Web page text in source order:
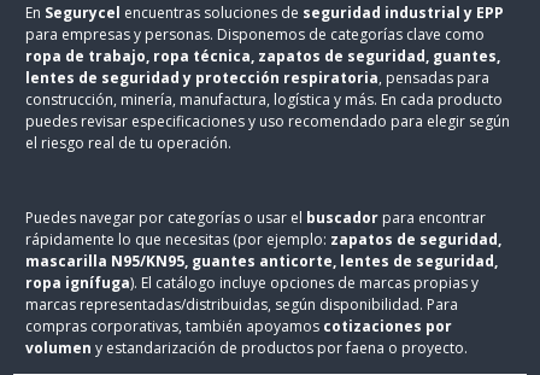
En Segurycel encuentras soluciones de seguridad industrial y EPP
para empresas y personas. Disponemos de categorías clave como
ropa de trabajo, ropa técnica, zapatos de seguridad, guantes,
lentes de seguridad y protección respiratoria, pensadas para
construcción, minería, manufactura, logística y más. En cada producto
puedes revisar especificaciones y uso recomendado para elegir según
el riesgo real de tu operación.
Puedes navegar por categorías o usar el buscador para encontrar
rápidamente lo que necesitas (por ejemplo: zapatos de seguridad,
mascarilla N95/KN95, guantes anticorte, lentes de seguridad,
ropa ignífuga). El catálogo incluye opciones de marcas propias y
marcas representadas/distribuidas, según disponibilidad. Para
compras corporativas, también apoyamos cotizaciones por
volumen y estandarización de productos por faena o proyecto.